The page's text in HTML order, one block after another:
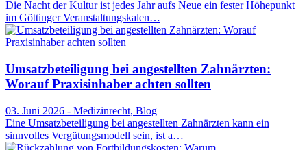
Die Nacht der Kultur ist jedes Jahr aufs Neue ein fester Höhepunkt
im Göttinger Veranstaltungskalen…
Umsatzbeteiligung bei angestellten Zahnärzten:
Worauf Praxisinhaber achten sollten
03. Juni 2026 - Medizinrecht, Blog
Eine Umsatzbeteiligung bei angestellten Zahnärzten kann ein
sinnvolles Vergütungsmodell sein, ist a…